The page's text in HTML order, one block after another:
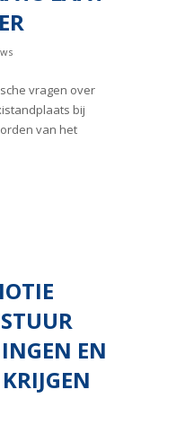
vragen over
bij
van het
EN